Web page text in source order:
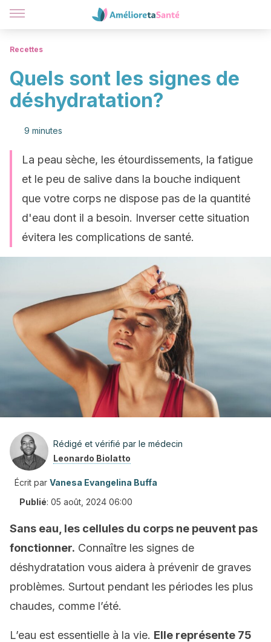
Recettes
Quels sont les signes de
déshydratation?
9 minutes
La peau sèche, les étourdissements, la fatigue
et le peu de salive dans la bouche indiquent
que votre corps ne dispose pas de la quantité
d'eau dont il a besoin. Inverser cette situation
évitera les complications de santé.
Rédigé et vérifié par le médecin
Leonardo Biolatto
Écrit par Vanesa Evangelina Buffa
Publié: 05 août, 2024 06:00
Sans eau, les cellules du corps ne peuvent pas
fonctionner. Connaître les signes de
déshydratation vous aidera à prévenir de graves
problèmes. Surtout pendant les périodes les plus
chaudes, comme l’été.
L’eau est essentielle à la vie. Elle représente 75